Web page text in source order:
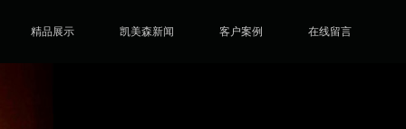
精品展示 凯美森新闻 客户案例 在线留言